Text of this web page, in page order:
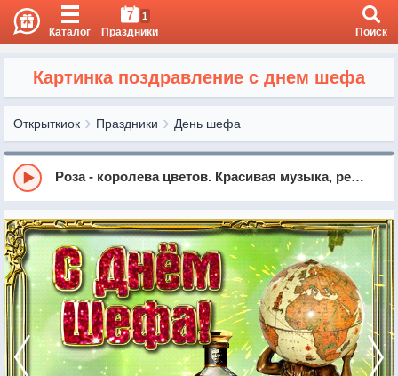
Каталог
7 1
Праздники Поиск
Картинка поздравление с днем шефа
Открыткиок Праздники День шефа
Роза - королева цветов. Красивая музыка, релакс, саксофон